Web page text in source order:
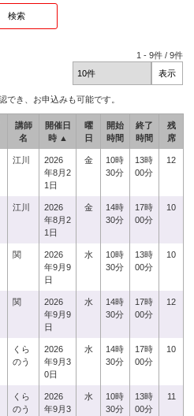
1 -9件 /9件
でき、お申込みも可能です。
講師
名
開催日
時 ▲
曜
日
開始
時間
終了
時間
残
席
江川
2026
年8月2
1日
金
10時
30分
13時
00分
12
江川
2026
年8月2
1日
金
14時
30分
17時
00分
10
関
2026
年9月9
日
水
10時
30分
13時
00分
10
関
2026
年9月9
日
水
14時
30分
17時
00分
12
くら
のう
2026
年9月3
0日
水
14時
30分
17時
00分
10
くら
のう
2026
年9月3
水
10時
30分
13時
00分
11